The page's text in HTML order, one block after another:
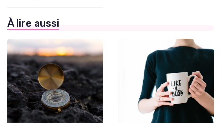
À lire aussi